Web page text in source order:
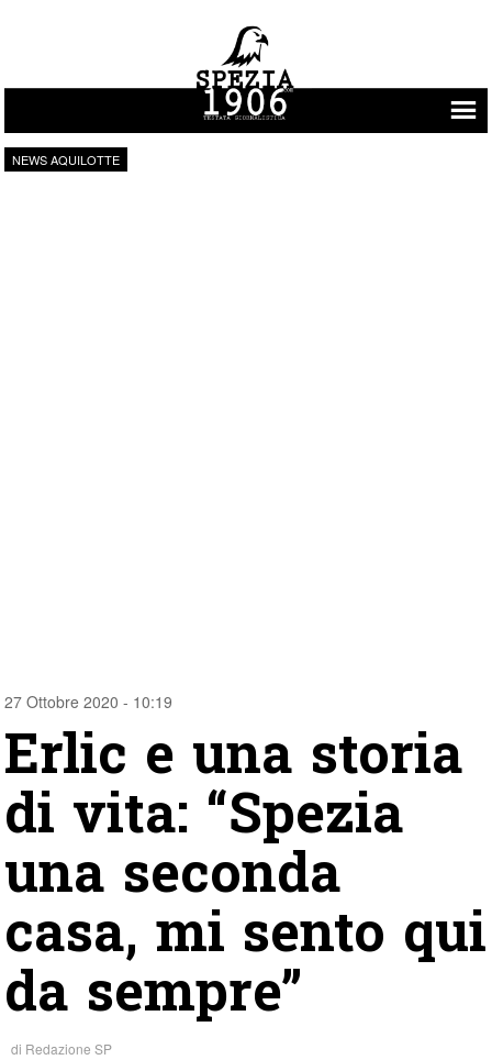
Vai al contenuto
NEWS AQUILOTTE
27 Ottobre 2020 - 10:19
Erlic e una storia
di vita: “Spezia
una seconda
casa, mi sento qui
da sempre”
di Redazione SP